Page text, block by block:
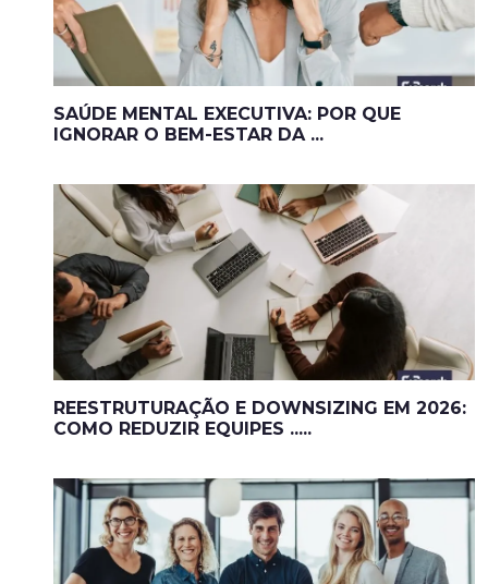
SAÚDE MENTAL EXECUTIVA: POR QUE
IGNORAR O BEM-ESTAR DA ...
REESTRUTURAÇÃO E DOWNSIZING EM 2026:
COMO REDUZIR EQUIPES .....